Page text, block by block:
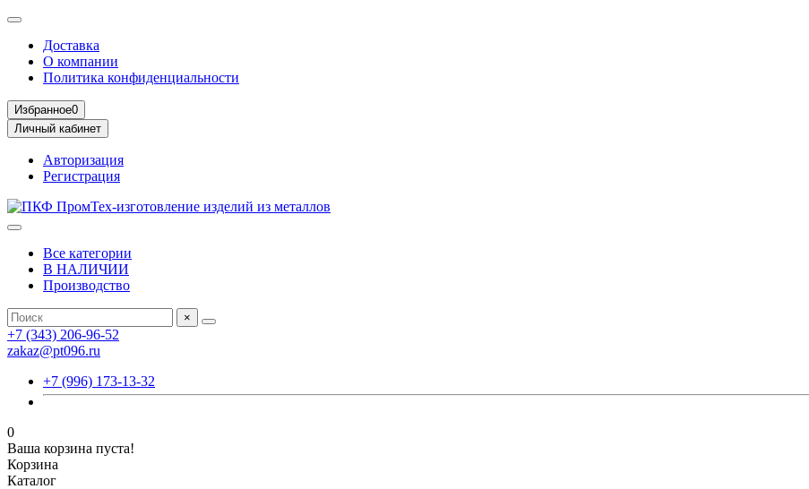
Доставка
О компании
Политика конфиденциальности
Избранное0
Личный кабинет
Авторизация
Регистрация
Все категории
В НАЛИЧИИ
Производство
×
+7 (343) 206-96-52
zakaz@pt096.ru
+7 (996) 173-13-32
0
Ваша корзина пуста!
Корзина
Каталог